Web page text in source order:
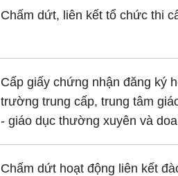
Chấm dứt, liên kết tổ chức thi
Cấp giấy chứng nhận đăng ký
trường trung cấp, trung tâm
- giáo dục thường xuyên và
Chấm dứt hoạt động liên kết